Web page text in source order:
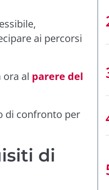
ai percorsi
ora al parere del
di confronto per
di